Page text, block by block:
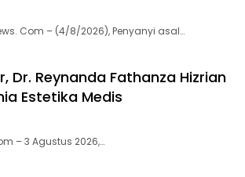
Com – (4/8/2026), Penyanyi asal…
Dr. Reynanda Fathanza Hizrian
Estetika Medis
– 3 Agustus 2026,…